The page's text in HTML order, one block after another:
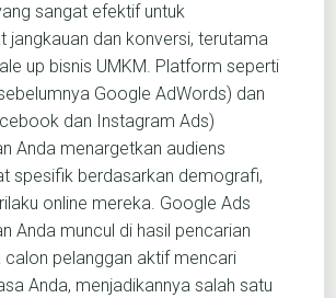
sangat efektif untuk
jangkauan dan konversi, terutama
up bisnis UMKM. Platform seperti
Google AdWords) dan
dan Instagram Ads)
Anda menargetkan audiens
spesifik berdasarkan demografi,
online mereka. Google Ads
Anda muncul di hasil pencarian
pelanggan aktif mencari
Anda, menjadikannya salah satu